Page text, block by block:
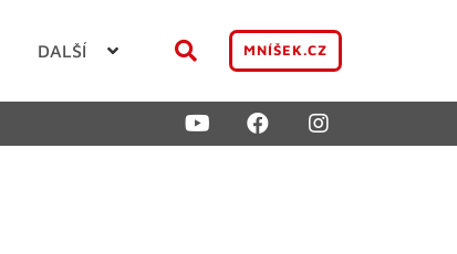
DALŠÍ MNÍŠEK.CZ